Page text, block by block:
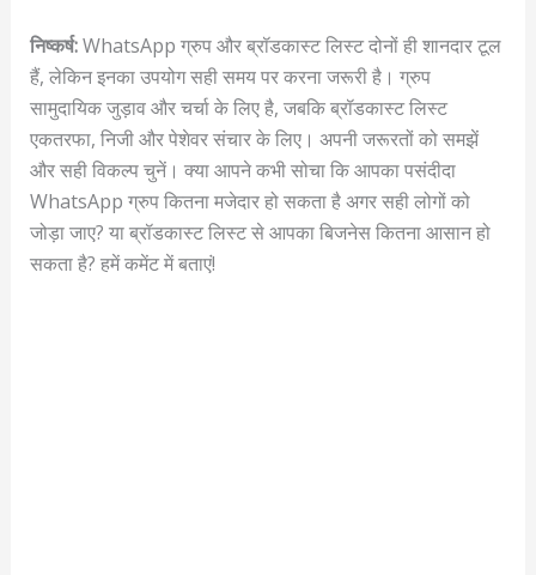
निष्कर्ष:WhatsApp ग्रुप और ब्रॉडकास्ट लिस्ट दोनों ही शानदार टूल
हैं, लेकिन इनका उपयोग सही समय पर करना जरूरी है। ग्रुप
सामुदायिक जुड़ाव और चर्चा के लिए है, जबकि ब्रॉडकास्ट लिस्ट
एकतरफा, निजी और पेशेवर संचार के लिए। अपनी जरूरतों को समझें
और सही विकल्प चुनें। क्या आपने कभी सोचा कि आपका पसंदीदा
WhatsApp ग्रुप कितना मजेदार हो सकता है अगर सही लोगों को
जोड़ा जाए? या ब्रॉडकास्ट लिस्ट से आपका बिजनेस कितना आसान हो
सकता है? हमें कमेंट में बताएं!